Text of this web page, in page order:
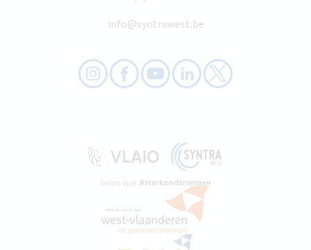
info@syntrawest.be